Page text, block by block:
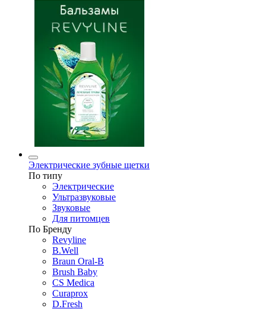
Электрические зубные щетки
По типу
Электрические
Ультразвуковые
Звуковые
Для питомцев
По Бренду
Revyline
B.Well
Braun Oral-B
Brush Baby
CS Medica
Curaprox
D.Fresh